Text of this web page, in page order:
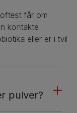
får om
kontakte
eller er i tvil
pulver?